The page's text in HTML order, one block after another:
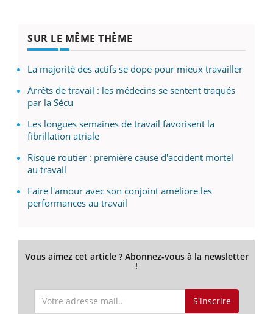
SUR LE MÊME THÈME
La majorité des actifs se dope pour mieux travailler
Arrêts de travail : les médecins se sentent traqués
par la Sécu
Les longues semaines de travail favorisent la
fibrillation atriale
Risque routier : première cause d'accident mortel
au travail
Faire l'amour avec son conjoint améliore les
performances au travail
Vous aimez cet article ? Abonnez-vous à la newsletter
!
S'inscrire